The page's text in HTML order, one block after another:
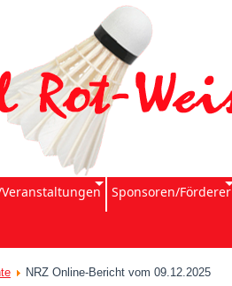
Sponsoren/Förderer
NRZ Online-Bericht vom 09.12.2025